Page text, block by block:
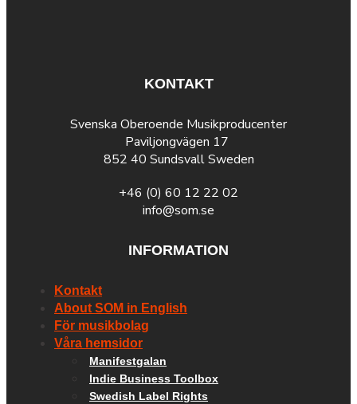
KONTAKT
Svenska Oberoende Musikproducenter
Paviljongvägen 17
852 40 Sundsvall Sweden
+46 (0) 60 12 22 02
info@som.se
INFORMATION
Kontakt
About SOM in English
För musikbolag
Våra hemsidor
Manifestgalan
Indie Business Toolbox
Swedish Label Rights